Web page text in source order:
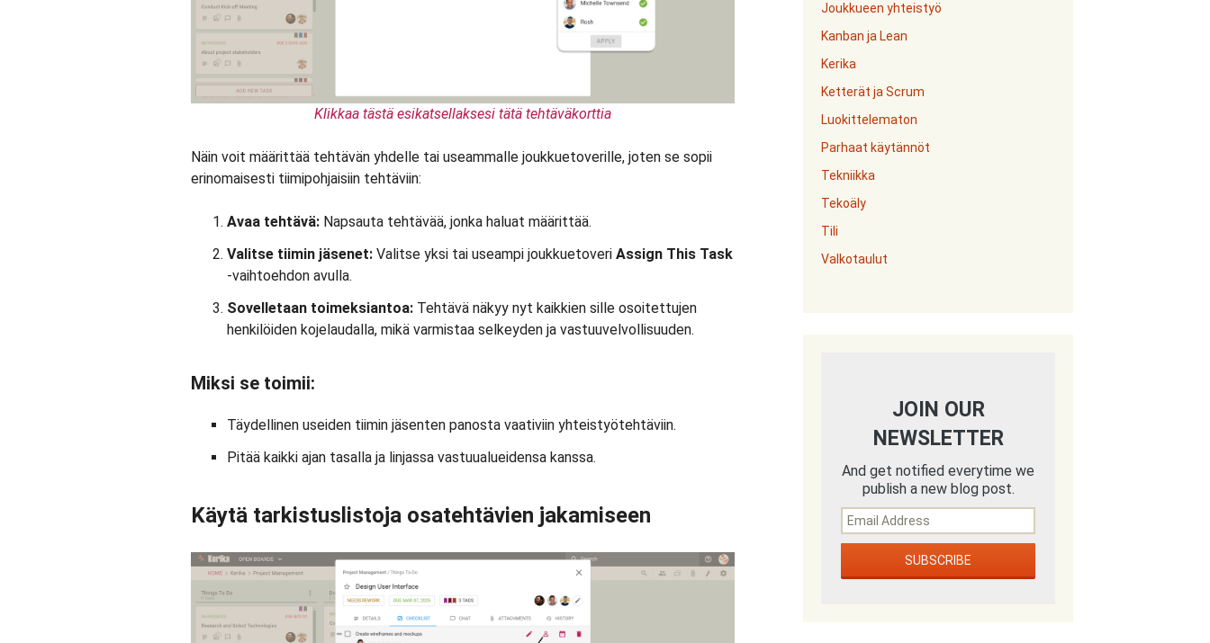
Klikkaa tästä esikatsellaksesi tätä tehtäväkorttia
Näin voit määrittää tehtävän yhdelle tai useammalle joukkuetoverille, joten se sopii
erinomaisesti tiimipohjaisiin tehtäviin:
Avaa tehtävä: Napsauta tehtävää, jonka haluat määrittää.
Valitse tiimin jäsenet: Valitse yksi tai useampi joukkuetoveri Assign This Task
-vaihtoehdon avulla.
Sovelletaan toimeksiantoa: Tehtävä näkyy nyt kaikkien sille osoitettujen
henkilöiden kojelaudalla, mikä varmistaa selkeyden ja vastuuvelvollisuuden.
Miksi se toimii:
Täydellinen useiden tiimin jäsenten panosta vaativiin yhteistyötehtäviin.
Pitää kaikki ajan tasalla ja linjassa vastuualueidensa kanssa.
Käytä tarkistuslistoja osatehtävien jakamiseen
Joukkueen yhteistyö
Kanban ja Lean
Kerika
Ketterät ja Scrum
Luokittelematon
Parhaat käytännöt
Tekniikka
Tekoäly
Tili
Valkotaulut
JOIN OUR
NEWSLETTER
And get notified everytime we
publish a new blog post.